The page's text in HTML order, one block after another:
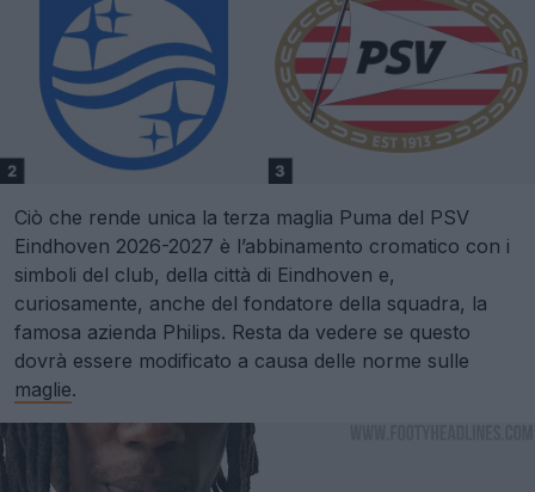
Ciò che rende unica la terza maglia Puma del PSV
Eindhoven 2026-2027 è l’abbinamento cromatico con i
simboli del club, della città di Eindhoven e,
curiosamente, anche del fondatore della squadra, la
famosa azienda Philips. Resta da vedere se questo
dovrà essere modificato a causa delle norme sulle
maglie.